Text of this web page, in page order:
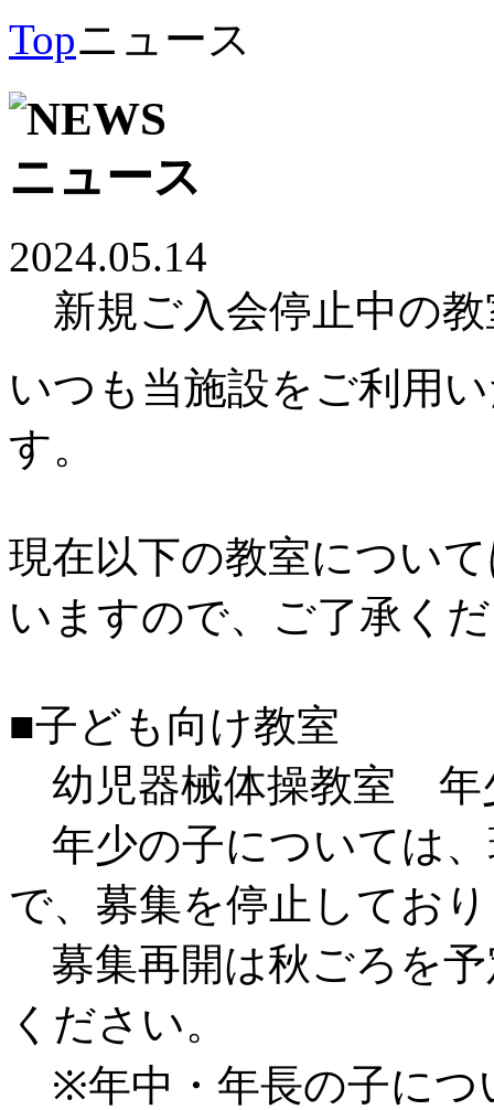
Topニュース
2024.05.14
新規ご入会停止中の
いつも当施設をご利用
す。
現在以下の教室につい
いますので、ご了承く
■子ども向け教室
幼児器械体操教室 年
年少の子については
で、募集を停止してお
募集再開は秋ごろを
ください。
※年中・年長の子につ